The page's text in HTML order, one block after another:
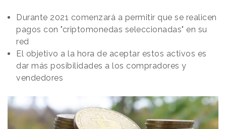
Durante 2021 comenzará a permitir que se realicen
pagos con "criptomonedas seleccionadas" en su
red
El objetivo a la hora de aceptar estos activos es
dar más posibilidades a los compradores y
vendedores